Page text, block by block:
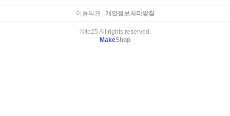
이용약관| 개인정보처리방침
ⓒlp25 All rights reserved.
MakeShop